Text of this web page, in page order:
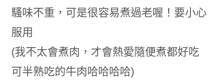
騷味不重，可是很容易煮過老喔！要小心
服用
(我不太會煮肉，才會熱愛隨便煮都好吃
可半熟吃的牛肉哈哈哈哈)